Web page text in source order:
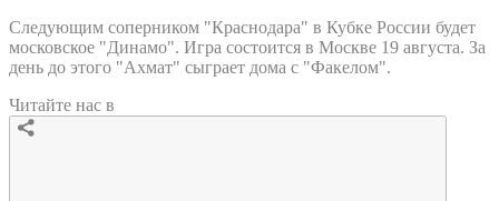
Следующим соперником "Краснодара" в Кубке России будет
московское "Динамо". Игра состоится в Москве 19 августа. За
день до этого "Ахмат" сыграет дома с "Факелом".
Читайте нас в